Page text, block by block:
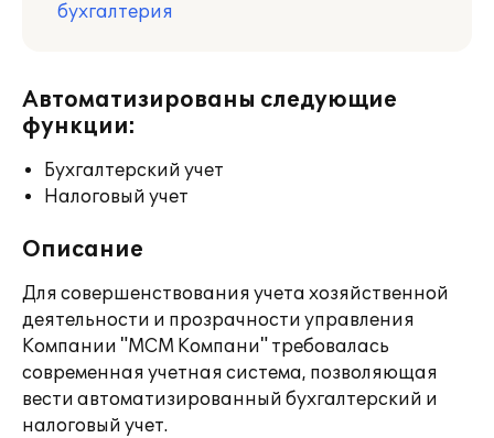
бухгалтерия
Автоматизированы следующие
функции:
Бухгалтерский учет
Налоговый учет
Описание
Для совершенствования учета хозяйственной
деятельности и прозрачности управления
Компании "МСМ Компани" требовалась
современная учетная система, позволяющая
вести автоматизированный бухгалтерский и
налоговый учет.